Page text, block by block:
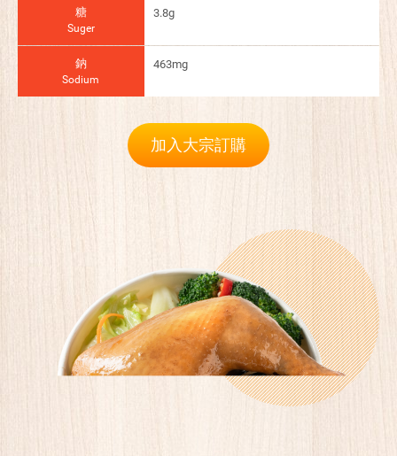
糖
Suger
3.8g
鈉
Sodium
463mg
加入大宗訂購